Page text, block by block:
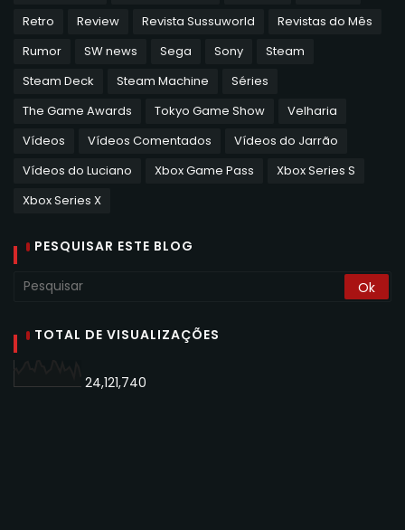
Retro
Review Revista Sussuworld
Revistas do Mês
Rumor
SW news Sega Sony
Steam
Steam Deck
Steam Machine
Séries
The Game Awards
Tokyo Game Show
Velharia
Vídeos
Vídeos Comentados
Vídeos do Jarrão
Vídeos do Luciano
Xbox Game Pass
Xbox Series S
Xbox Series X
PESQUISAR ESTE BLOG
TOTAL DE VISUALIZAÇÕES
24,121,740